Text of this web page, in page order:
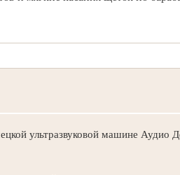
ультразвуковой машине Аудио